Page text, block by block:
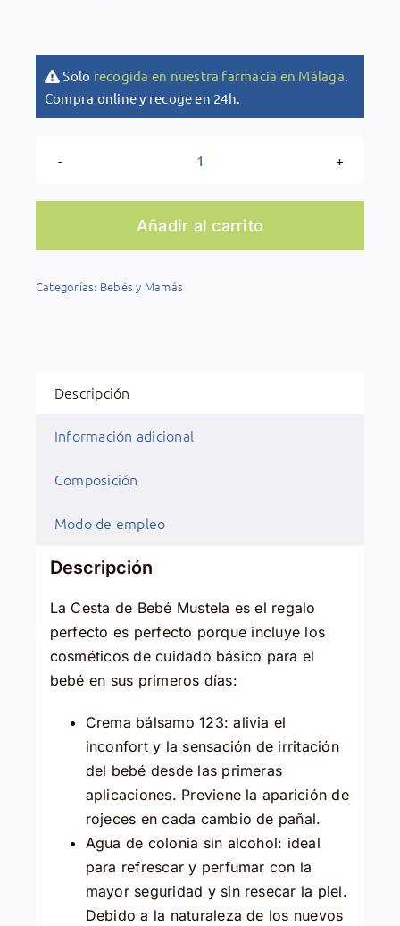
Solo recogida en nuestra farmacia en Málaga.
Compra online y recoge en 24h.
Cesta
Bebé
Añadir al carrito
Categorías: Bebés y Mamás
Descripción
Información adicional
Composición
Modo de empleo
Descripción
La Cesta de Bebé Mustela es el regalo
perfecto es perfecto porque incluye los
cosméticos de cuidado básico para el
bebé en sus primeros días:
Crema bálsamo 123: alivia el
inconfort y la sensación de irritación
del bebé desde las primeras
aplicaciones. Previene la aparición de
rojeces en cada cambio de pañal.
Agua de colonia sin alcohol: ideal
para refrescar y perfumar con la
mayor seguridad y sin resecar la piel.
Debido a la naturaleza de los nuevos